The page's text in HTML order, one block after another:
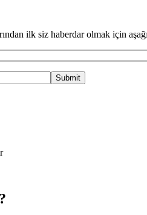
ilk siz haberdar olmak için